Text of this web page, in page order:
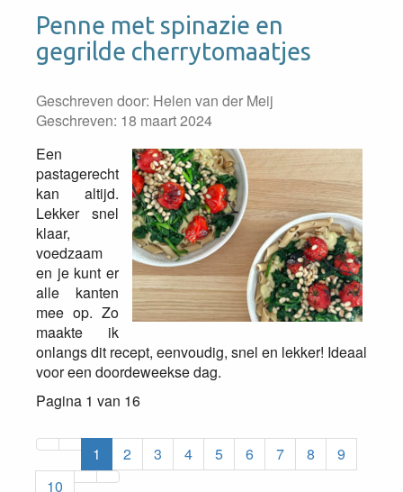
Penne met spinazie en
gegrilde cherrytomaatjes
Geschreven door: Helen van der Meij
Geschreven: 18 maart 2024
Een
pastagerecht
kan altijd.
Lekker snel
klaar,
voedzaam
en je kunt er
alle kanten
mee op. Zo
maakte ik
onlangs dit recept, eenvoudig, snel en lekker! Ideaal
voor een doordeweekse dag.
Pagina 1 van 16
1 2 3 4 5 6 7 8
9
10